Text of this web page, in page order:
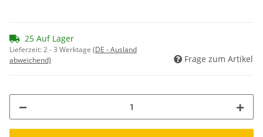
25 Auf Lager
Lieferzeit:2 - 3 Werktage (DE - Ausland
abweichend)
Frage zum Artikel